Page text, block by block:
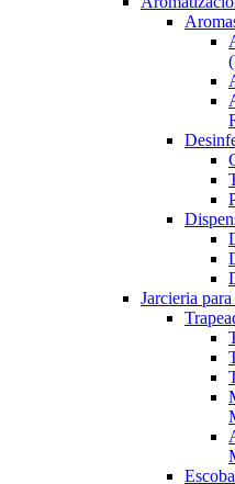
Jarcieria